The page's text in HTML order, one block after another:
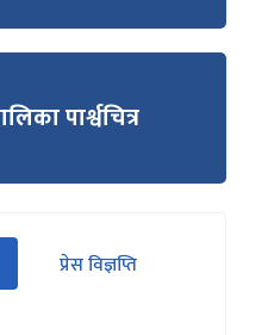
पार्श्वचित्र
प्रेस विज्ञप्ति